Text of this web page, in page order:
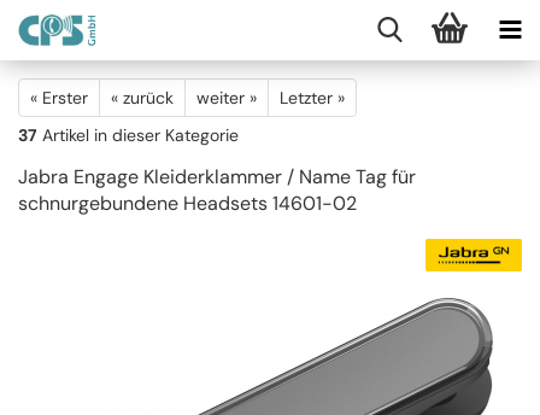
« Erster « zurück weiter »
Letzter »
37 Artikel in dieser Kategorie
Jabra Engage Kleiderklammer / Name Tag für
schnurgebundene Headsets 14601-02